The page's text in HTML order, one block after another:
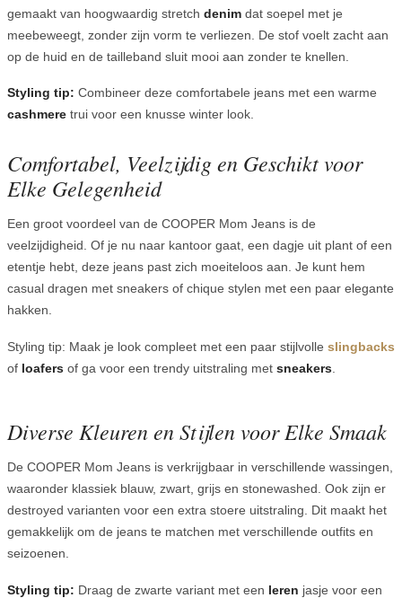
gemaakt van hoogwaardig stretch denim dat soepel met je
meebeweegt, zonder zijn vorm te verliezen. De stof voelt zacht aan
op de huid en de tailleband sluit mooi aan zonder te knellen.
Styling tip: Combineer deze comfortabele jeans met een warme
cashmere trui voor een knusse winter look.
Comfortabel, Veelzijdig en Geschikt voor
Elke Gelegenheid
Een groot voordeel van de COOPER Mom Jeans is de
veelzijdigheid. Of je nu naar kantoor gaat, een dagje uit plant of een
etentje hebt, deze jeans past zich moeiteloos aan. Je kunt hem
casual dragen met sneakers of chique stylen met een paar elegante
hakken.
Styling tip: Maak je look compleet met een paar stijlvolle slingbacks
of loafers of ga voor een trendy uitstraling met sneakers
Diverse Kleuren en Stijlen voor Elke Smaak
De COOPER Mom Jeans is verkrijgbaar in verschillende wassingen,
waaronder klassiek blauw, zwart, grijs en stonewashed. Ook zijn er
destroyed varianten voor een extra stoere uitstraling. Dit maakt het
gemakkelijk om de jeans te matchen met verschillende outfits en
seizoenen.
Styling tip: Draag de zwarte variant met een leren jasje voor een